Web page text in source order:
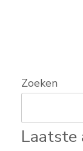
Zoeken
Laatste